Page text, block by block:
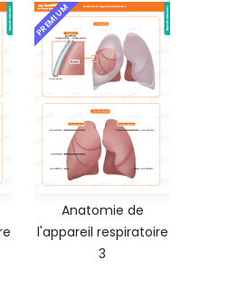
PREMIUM
Anatomie de
l'appareil respiratoire
3